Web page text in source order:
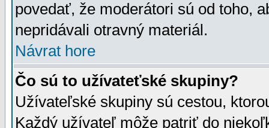
povedať, že moderátori sú od toho,
nepridávali otravný materiál.
Návrat hore
Čo sú to užívateťské skupiny?
Užívateľské skupiny sú cestou,
Každý užívateľ môže patriť do